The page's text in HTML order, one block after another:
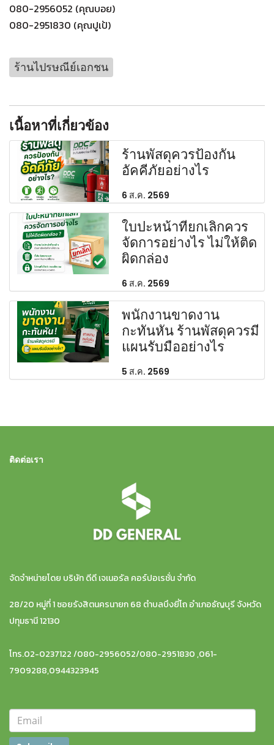
080-2956052 (คุณบอย)
080-2951830 (คุณปูเป้)
ร้านไปรษณีย์เอกชน
เนื้อหาที่เกี่ยวข้อง
ร้านพัสดุควรป้องกัน
อัคคีภัยอย่างไร
6 ส.ค. 2569
ใบปะหน้าที่ยกเลิกควร
จัดการอย่างไร ไม่ให้ติด
ผิดกล่อง
6 ส.ค. 2569
พนักงานขาดงาน
กะทันหัน ร้านพัสดุควรมี
แผนรับมืออย่างไร
5 ส.ค. 2569
ติดต่อเรา
จัดจำหน่ายโดย บริษัท ดีดี เจเนอรัล คอร์ปอเรชั่น จำกัด
28/20 หมู่ที่ 1 ซอยรังสิตนครนายก 68 ตำบลบึงยี่โถ อำเภอธัญบุรี จังหวัด
ปทุมธานี 12130
โทร.02-0237122 /080-2956052/080-2951830 ,061-
7909288,0944323945